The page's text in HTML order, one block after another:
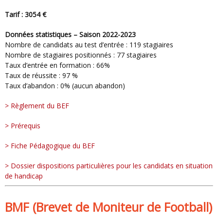
Tarif : 3054 €
Données statistiques – Saison 2022-2023
Nombre de candidats au test d’entrée : 119 stagiaires
Nombre de stagiaires positionnés : 77 stagiaires
Taux d’entrée en formation : 66%
Taux de réussite : 97 %
Taux d’abandon : 0% (aucun abandon)
> Règlement du BEF
> Prérequis
> Fiche Pédagogique du BEF
> Dossier dispositions particulières pour les candidats en situation
de handicap
BMF (Brevet de Moniteur de Football)